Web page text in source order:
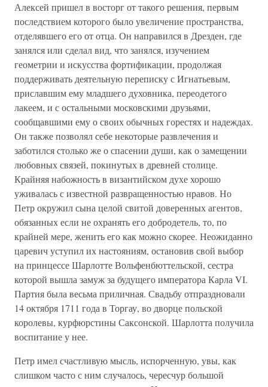
Алексей пришел в восторг от такого решения, первым
последствием которого было увеличение пространства,
отделявшего его от отца. Он направился в Дрезден, где
занялся или сделал вид, что занялся, изучением
геометрии и искусства фортификации, продолжая
поддерживать деятельную переписку с Игнатьевым,
приславшим ему младшего духовника, переодетого
лакеем, и с остальными московскими друзьями,
сообщавшими ему о своих обычных горестях и надеждах.
Он также позволял себе некоторые развлечения и
заботился столько же о спасении души, как о замещении
любовных связей, покинутых в древней столице.
Крайняя набожность в византийском духе хорошо
уживалась с известной развращенностью нравов. Но
Петр окружил сына целой свитой доверенных агентов,
обязанных если не охранять его добродетель, то, по
крайней мере, женить его как можно скорее. Неожиданно
царевич уступил их настояниям, остановив свой выбор
на принцессе Шарлотте Вольфенбюттельской, сестра
которой вышла замуж за будущего императора Карла VI.
Партия была весьма приличная. Свадьбу отпраздновали
14 октября 1711 года в Торгау, во дворце польской
королевы, курфюрстины Саксонской. Шарлотта получила
воспитание у нее.
Петр имел счастливую мысль, испорченную, увы, как
слишком часто с ним случалось, чересчур большой